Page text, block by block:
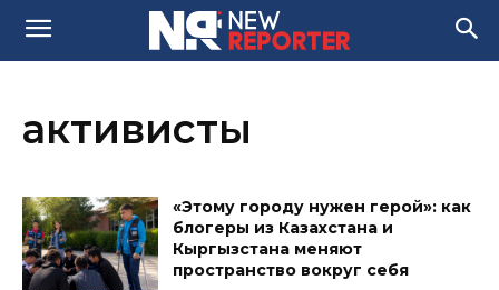
активисты
«Этому городу нужен герой»: как
блогеры из Казахстана и
Кыргызстана меняют
пространство вокруг себя